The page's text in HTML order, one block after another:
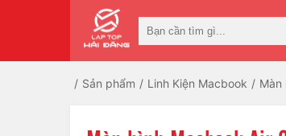
Sản phẩm Linh Kiện Macbook Màn